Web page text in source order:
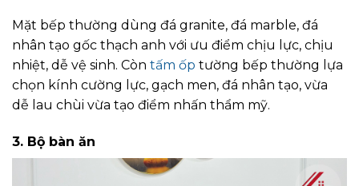
Mặt bếp thường dùng đá granite, đá marble, đá
nhân tạo gốc thạch anh với ưu điểm chịu lực, chịu
nhiệt, dễ vệ sinh. Còn tấm ốp tường bếp thường lựa
chọn kính cường lực, gạch men, đá nhân tạo, vừa
dễ lau chùi vừa tạo điểm nhấn thẩm mỹ.
3. Bộ bàn ăn